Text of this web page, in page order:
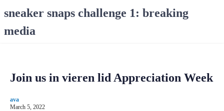
sneaker snaps challenge 1: breaking
media
Join us in vieren lid Appreciation Week
ava
March 5, 2022